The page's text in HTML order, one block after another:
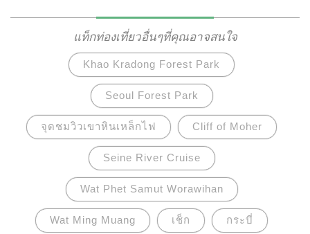
แท็กท่องเที่ยวอื่นๆที่คุณอาจสนใจ
Khao Kradong Forest Park
Seoul Forest Park
จุดชมวิวเขาหินเหล็กไฟ Cliff of Moher
Seine River Cruise
Wat Phet Samut Worawihan
Wat Ming Muang เช็ก กระบี่